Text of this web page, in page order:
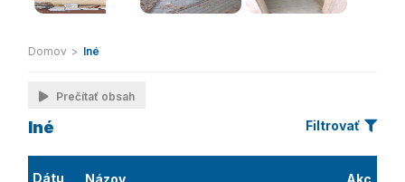
Domov > Iné
Prečítať obsah
Iné Filtrovať
Dátu
Názov
Akc